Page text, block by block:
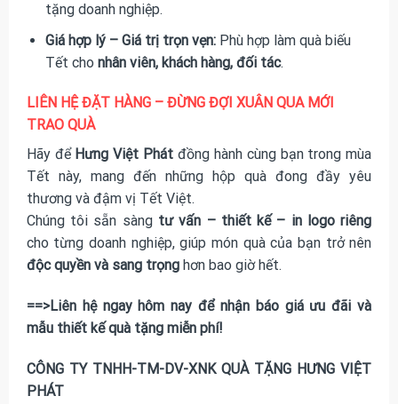
tặng doanh nghiệp.
Giá hợp lý – Giá trị trọn vẹn:Phù hợp làm quà biếu
Tết cho nhân viên, khách hàng, đối tác.
LIÊN HỆ ĐẶT HÀNG – ĐỪNG ĐỢI XUÂN QUA MỚI
TRAO QUÀ
Hãy để Hưng Việt Phát đồng hành cùng bạn trong mùa
Tết này, mang đến những hộp quà đong đầy yêu
thương và đậm vị Tết Việt.
Chúng tôi sẵn sàng tư vấn – thiết kế – in logo riêng
cho từng doanh nghiệp, giúp món quà của bạn trở nên
độc quyền và sang trọnghơn bao giờ hết.
==>Liên hệ ngay hôm nay để nhận báo giá ưu đãi và
mẫu thiết kế quà tặng miễn phí!
CÔNG TY TNHH-TM-DV-XNK QUÀ TẶNG HƯNG VIỆT
PHÁT